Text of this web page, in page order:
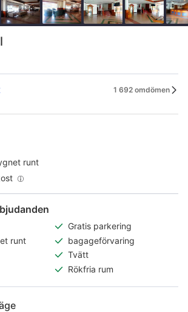
3 stjärnor
1 692 omdömen
runt
Gratis parkering
runt
bagageförvaring
Tvätt
Rökfria rum